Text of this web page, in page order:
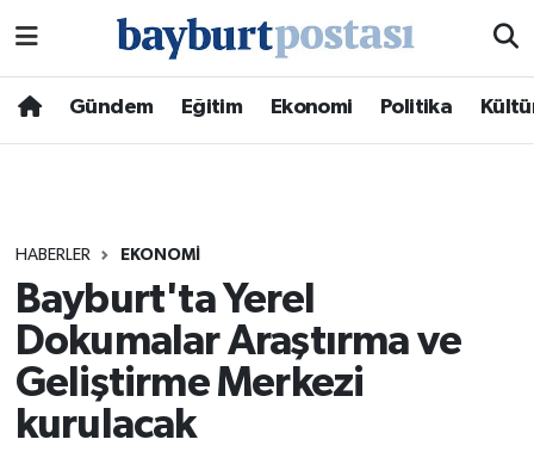
Gündem Eğitim Ekonomi Politika
HABERLER EKONOMI
Bayburt'ta Yerel
Dokumalar Araştırma ve
Geliştirme Merkezi
kurulacak
Hava Durumu
Süper Lig Puan Durumu ve Fikstür
Tüm Manşetler